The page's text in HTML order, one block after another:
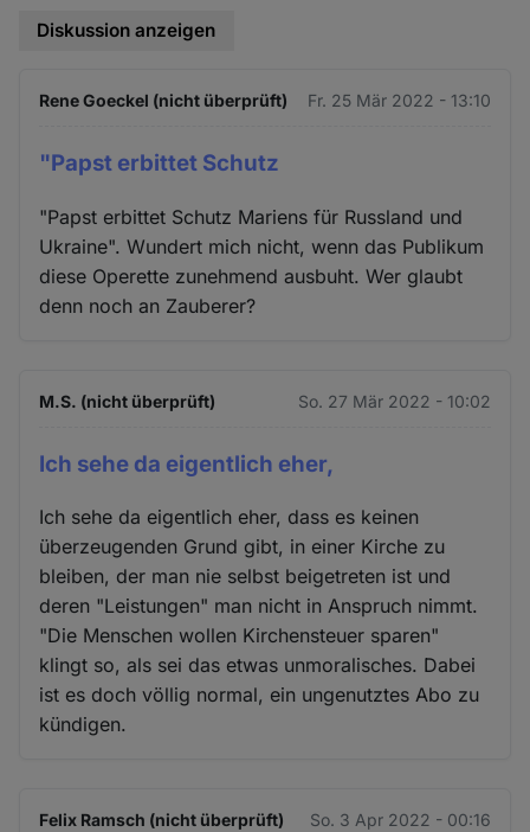
Diskussion anzeigen
Rene Goeckel (nicht überprüft) Fr. 25 Mär 2022 - 13:10
"Papst erbittet Schutz
"Papst erbittet Schutz Mariens für Russland und
Ukraine". Wundert mich nicht, wenn das Publikum
diese Operette zunehmend ausbuht. Wer glaubt
denn noch an Zauberer?
M.S. (nicht überprüft) So. 27 Mär 2022 - 10:02
Ich sehe da eigentlich eher,
Ich sehe da eigentlich eher, dass es keinen
überzeugenden Grund gibt, in einer Kirche zu
bleiben, der man nie selbst beigetreten ist und
deren "Leistungen" man nicht in Anspruch nimmt.
"Die Menschen wollen Kirchensteuer sparen"
klingt so, als sei das etwas unmoralisches. Dabei
ist es doch völlig normal, ein ungenutztes Abo zu
kündigen.
Felix Ramsch (nicht überprüft) So. 3 Apr 2022 - 00:16